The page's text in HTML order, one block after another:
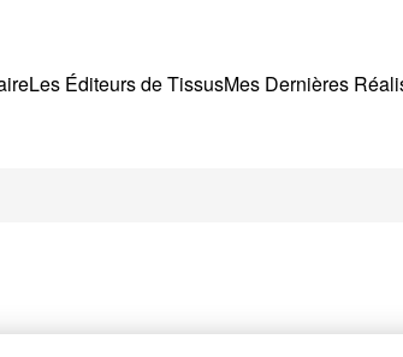
Les Éditeurs de TissusMes Dernières